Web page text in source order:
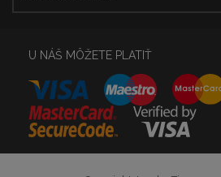
U NÁŠ MÔŽETE PLATIŤ